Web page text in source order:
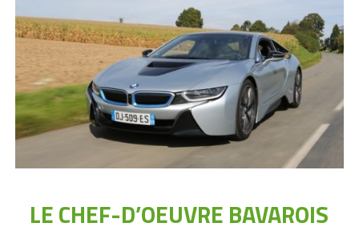
LE CHEF-D’OEUVRE BAVAROIS